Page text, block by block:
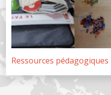
Ressources pédagogiques